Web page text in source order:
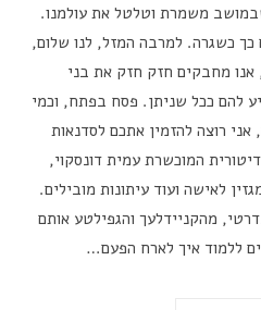
משמרת וטלטל את עולמנו.
כשגרה. למרבה המזל, לנו שלום,
מחבקים חזק חזק את בני
להם ככל שניתן. פסח בפתח, וכמי
רוצה להזמין אתכם לסדנאות
המוכשרת עמית דונסקוי,
לאישה ועוד עיתונות מובילים.
מהקניידלעך והגפילטע אותם
ללמוד איך לארח הפעם…